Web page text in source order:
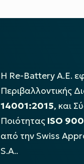
Η Re-Battery Α.Ε.
Περιβαλλοντικής
14001:2015, και
Ποιότητας ISO
από την Swiss
S.A..